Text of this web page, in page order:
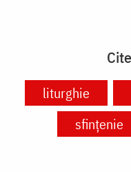
liturghie
sfințenie